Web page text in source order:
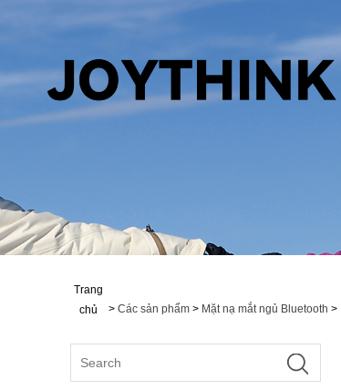
Trang
chủ
> Các sản phẩm > Mặt nạ mắt ngủ Bluetooth >